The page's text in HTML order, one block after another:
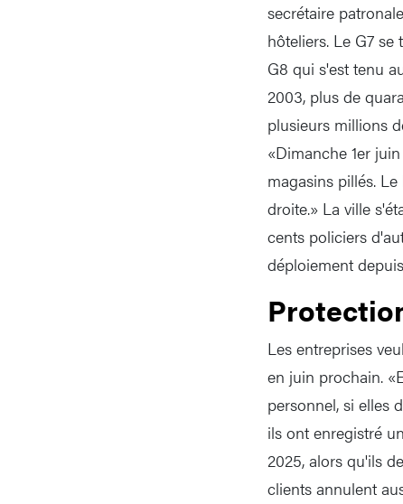
secrétaire
hôteliers. Le G7
G8 qui s'est tenu
2003, plus de
plusieurs millions
«Dimanche 1er
magasins pillés.
droite.» La ville
cents policiers
déploiement
Les entreprises
en juin prochain.
personnel, si elles
ils ont enregistré
2025, alors qu'ils
clients annulent